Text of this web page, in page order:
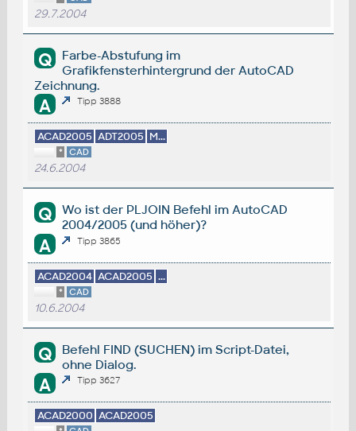
29.7.2004
Q
Farbe-Abstufung im
Grafikfensterhintergrund der AutoCAD
Zeichnung.
A Tipp 3888
ACAD2005 ADT2005 M...
* CAD
24.6.2004
Q
Wo ist der PLJOIN Befehl im AutoCAD
2004/2005 (und höher)?
A Tipp 3865
ACAD2004 ACAD2005 ...
* CAD
10.6.2004
Q
Befehl FIND (SUCHEN) im Script-Datei,
ohne Dialog.
A Tipp 3627
ACAD2000 ACAD2005